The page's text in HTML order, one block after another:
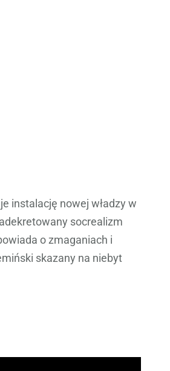
instalację nowej władzy w
socrealizm
o zmaganiach i
skazany na niebyt